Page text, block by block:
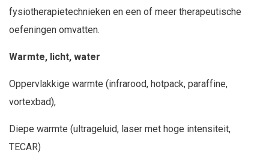
fysiotherapietechnieken en een of meer therapeutische
oefeningen omvatten.
Warmte, licht, water
Oppervlakkige warmte (infrarood, hotpack, paraffine,
vortexbad),
Diepe warmte (ultrageluid, laser met hoge intensiteit,
TECAR)